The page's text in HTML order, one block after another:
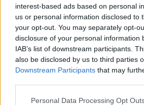
interest-based ads based on personal
us or personal information disclosed to
your opt-out. You may separately opt-
disclosure of your personal information
IAB’s list of downstream participants.
also be disclosed by us to third parties
Downstream Participants that may
Please note that this website/app uses
Personal Data Processing Opt
Τριαντάφυλλος Παύλου!
Να σε Έχει Καλά, ο Θεός,
Παράδειγμα για τους Ανθρώπους!
Απαντήστε